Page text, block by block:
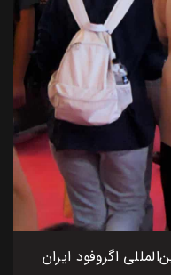
اگروفود ایران